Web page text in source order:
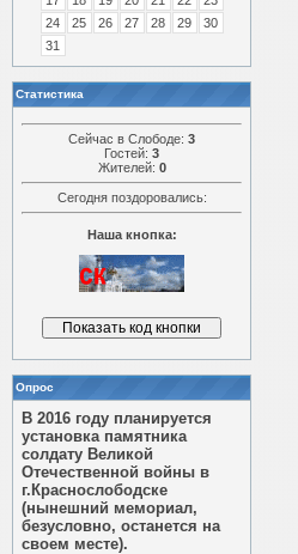
24
25 26 27 28 29
30
31
Статистика
Сейчас в Слободе: 3
Гостей: 3
Жителей: 0
Сегодня поздоровались:
Наша кнопка:
Опрос
В 2016 году планируется
установка памятника
солдату Великой
Отечественной войны в
г.Краснослободске
(нынешний мемориал,
безусловно, останется на
своем месте).